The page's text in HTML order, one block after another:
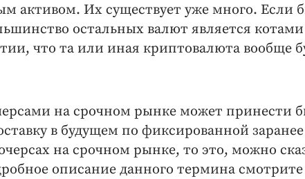
активом. Их существует уже много. Если
остальных валют является
что та или иная криптовалюта вообще
на срочном рынке может принести
в будущем по фиксированной
на срочном рынке, то это, можно
описание данного термина смотрите